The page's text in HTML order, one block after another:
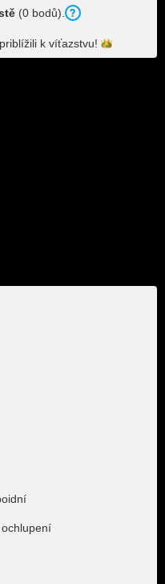
(0 bodů).
priblížili k víťazstvu!